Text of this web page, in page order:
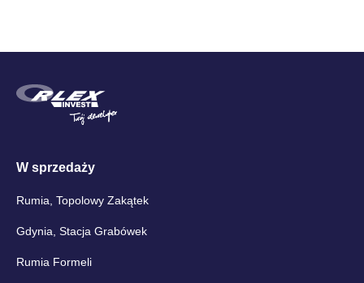
W sprzedaży
Rumia, Topolowy Zakątek
Gdynia, Stacja Grabówek
Rumia Formeli